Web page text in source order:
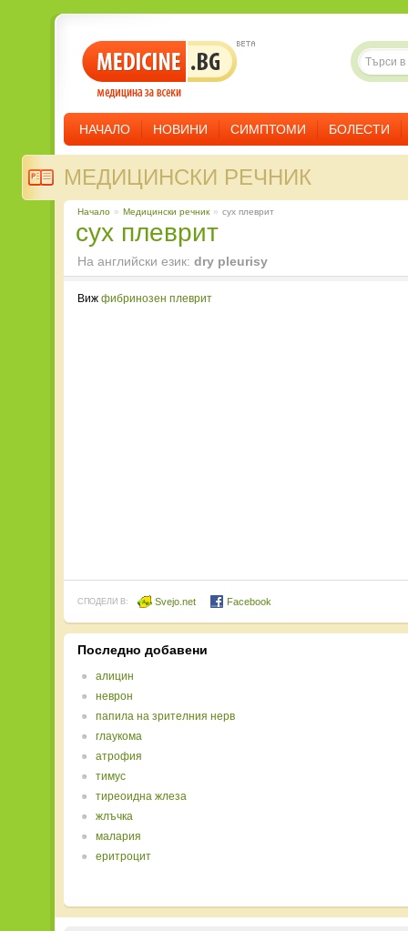
НАЧАЛО НОВИНИ СИМПТОМИ БОЛЕСТИ
МЕДИЦИНСКИ РЕЧНИК
Начало » Медицински речник » сух плеврит
сух плеврит
На английски език: dry pleurisy
Виж фибринозен плеврит
СПОДЕЛИ В: Svejo.net Facebook
Последно добавени
алицин
неврон
папила на зрителния нерв
глаукома
атрофия
тимус
тиреоидна жлеза
жлъчка
малария
еритроцит